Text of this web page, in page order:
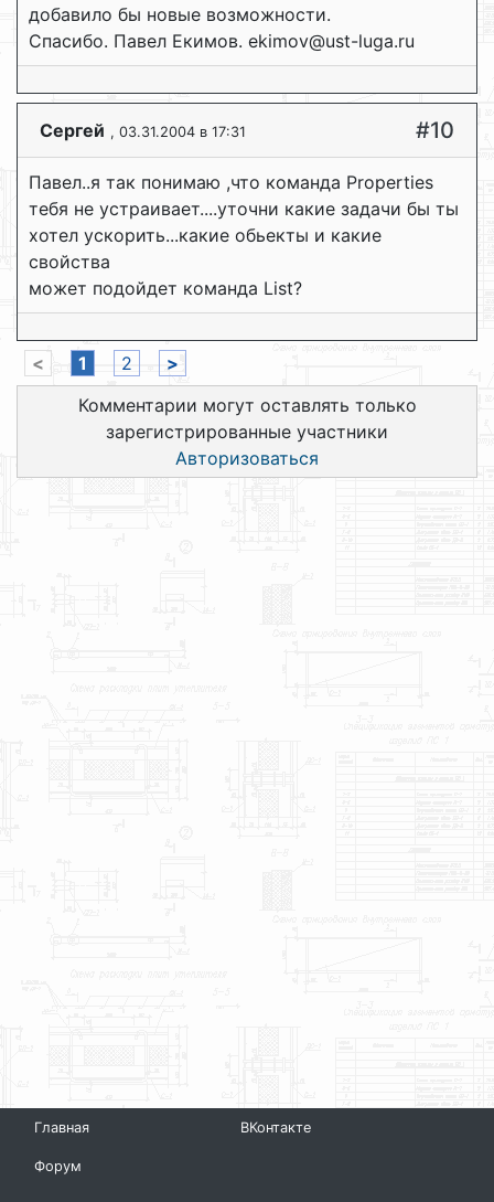
добавило бы новые возможности.
Спасибо. Павел Екимов. ekimov@ust-luga.ru
Сергей , 03.31.2004 в 17:31 #10
Павел..я так понимаю ,что команда Properties
тебя не устраивает....уточни какие задачи бы ты
хотел ускорить...какие обьекты и какие
свойства
может подойдет команда List?
< 1 2
>
Комментарии могут оставлять только
зарегистрированные участники
Авторизоваться
Главная
Форум
ВКонтакте